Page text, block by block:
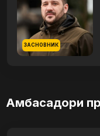
ЗАСНОВНИК
Амбасадори